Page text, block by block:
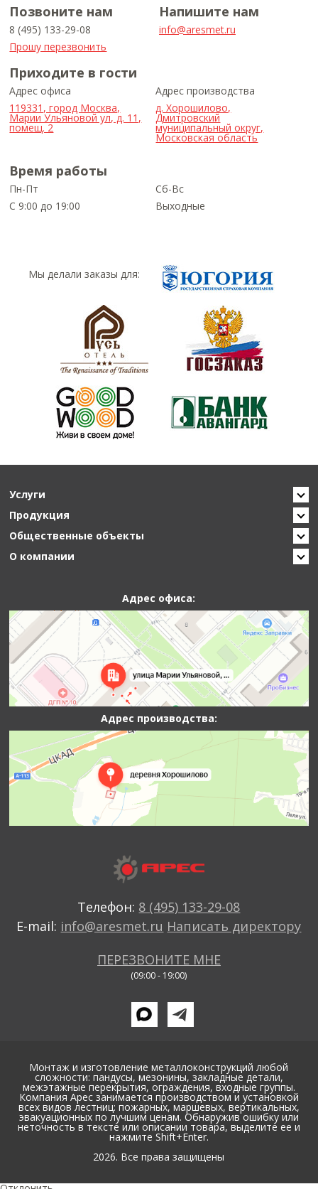
Позвоните нам
8 (495) 133-29-08
Прошу перезвонить
Напишите нам
info@aresmet.ru
Приходите в гости
Адрес офиса
119331, город Москва,
Марии Ульяновой ул, д. 11,
помещ. 2
Адрес производства
д. Хорошилово,
Дмитровский
муниципальный округ,
Московская область
Время работы
Пн-Пт
С 9:00 до 19:00
Сб-Вс
Выходные
Мы делали заказы для:
Услуги
Продукция
Общественные объекты
О компании
Адрес офиса:
Адрес производства:
Телефон: 8 (495) 133-29-08
E-mail: info@aresmet.ru Написать директору
ПЕРЕЗВОНИТЕ МНЕ
(09:00 - 19:00)
Монтаж и изготовление металлоконструкций любой
сложности: пандусы, мезонины, закладные детали,
межэтажные перекрытия, ограждения, входные группы.
Компания Арес занимается производством и установкой
всех видов лестниц: пожарных, маршевых, вертикальных,
эвакуационных по лучшим ценам. Обнаружив ошибку или
неточность в тексте или описании товара, выделите ее и
нажмите Shift+Enter.
2026. Все права защищены